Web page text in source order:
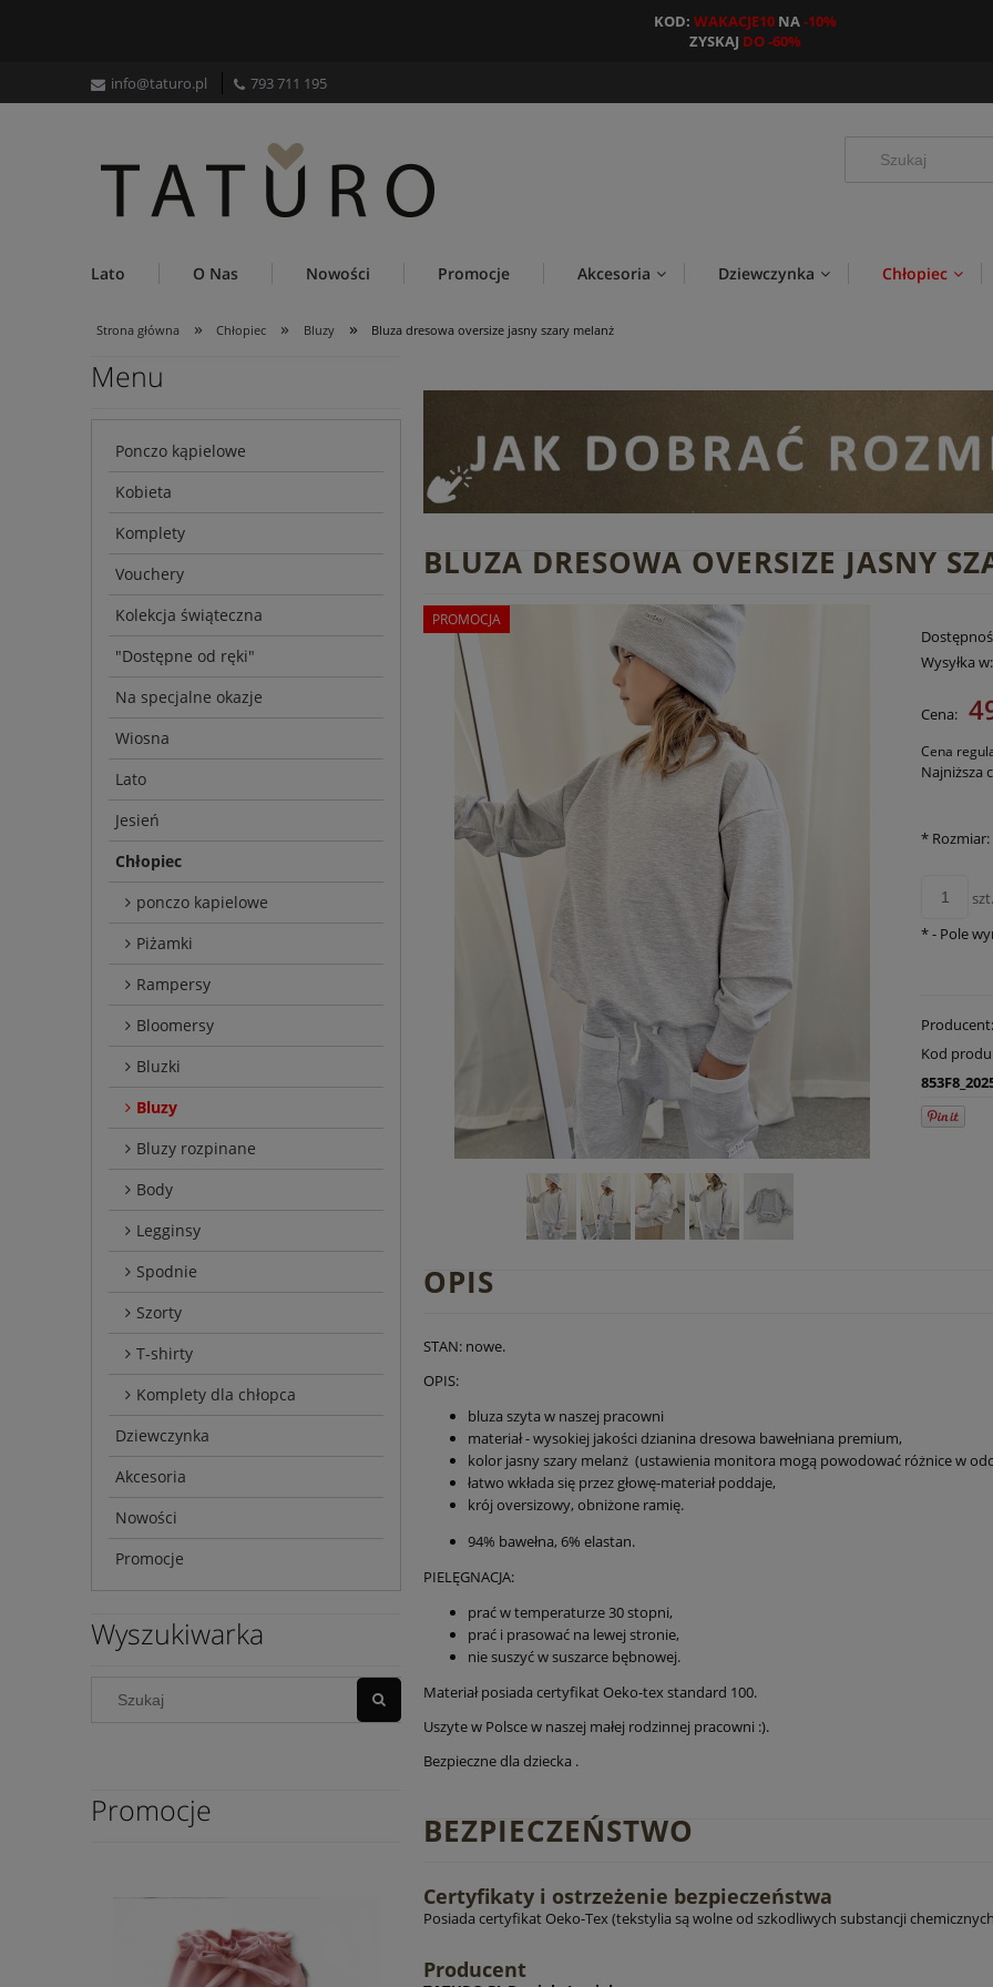
KOD: WAKACJE10 NA-10%
ZYSKAJ DO -60%
info@taturo.pl 793 711 195
Lato O Nas Nowości Promocje Akcesoria Dziewczynka Chłopiec
Strona główna » Chłopiec » Bluzy » Bluza dresowa oversize jasny szary melanż
Menu
Ponczo kąpielowe
Kobieta
Komplety
Vouchery
Kolekcja świąteczna
"Dostępne od ręki"
Na specjalne okazje
Wiosna
Lato
Jesień
Chłopiec
ponczo kapielowe
Piżamki
Rampersy
Bloomersy
Bluzki
Bluzy
Bluzy rozpinane
Body
Legginsy
Spodnie
Szorty
T-shirty
Komplety dla chłopca
Dziewczynka
Akcesoria
Nowości
Promocje
Wyszukiwarka
Promocje
BLUZA DRESOWA OVERSIZE JASNY
PROMOCJA
Wysyłka w:
Cena:
Cena
Najniższa
* Rozmiar:
*- Pole
Kod
OPIS
STAN: nowe.
OPIS:
bluza szyta w naszej pracowni
materiał - wysokiej jakości dzianina dresowa bawełniana premium,
kolor jasny szary melanż (ustawienia monitora mogą powodować różnice w
łatwo wkłada się przez głowę-materiał poddaje,
krój oversizowy, obniżone ramię.
94% bawełna, 6% elastan.
PIELĘGNACJA:
prać w temperaturze 30 stopni,
prać i prasować na lewej stronie,
nie suszyć w suszarce bębnowej.
Materiał posiada certyfikat Oeko-tex standard 100.
Uszyte w Polsce w naszej małej rodzinnej pracowni :).
Bezpieczne dla dziecka .
BEZPIECZEŃSTWO
Certyfikaty i ostrzeżenie bezpieczeństwa
Posiada certyfikat Oeko-Tex (tekstylia są wolne od szkodliwych substancji
Producent